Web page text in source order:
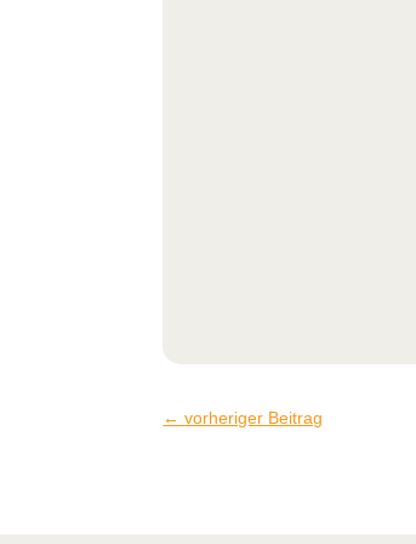
←vorheriger Beitrag